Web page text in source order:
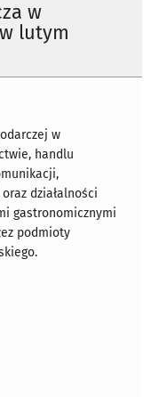
w
lutym
w
handlu
działalności
gastronomicznymi
podmioty